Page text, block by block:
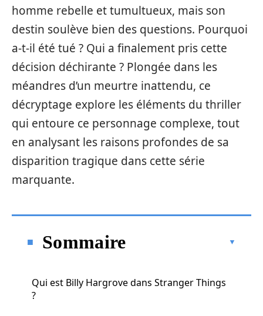
homme rebelle et tumultueux, mais son
destin soulève bien des questions. Pourquoi
a-t-il été tué ? Qui a finalement pris cette
décision déchirante ? Plongée dans les
méandres d’un meurtre inattendu, ce
décryptage explore les éléments du thriller
qui entoure ce personnage complexe, tout
en analysant les raisons profondes de sa
disparition tragique dans cette série
marquante.
Sommaire
Qui est Billy Hargrove dans Stranger Things
?